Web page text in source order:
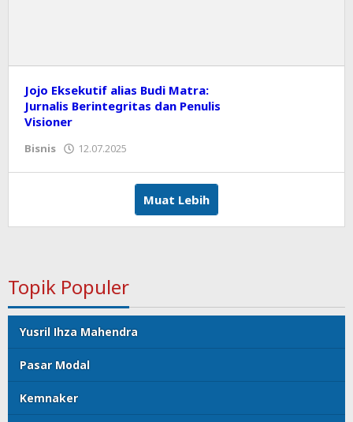
Jojo Eksekutif alias Budi Matra:
Jurnalis Berintegritas dan Penulis
Visioner
Bisnis 12.07.2025
Muat Lebih
Topik Populer
Yusril Ihza Mahendra
Pasar Modal
Kemnaker